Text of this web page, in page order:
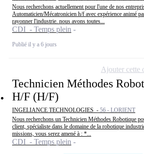
Nous recherchons actuellement pour l'une de nos
Automaticien/Mécatronicien h/f avec expérience animé
rayonner l'industrie. nous avons toutes...
CDI - Temps plein
Publié il y a 6 jours
Technicien Méthodes
H/F (H/F)
INGELIANCE TECHNOLOGIES - 56 - LORIENT
Nous recherchons un Technicien Méthodes Robotique
client, spécialiste dans le domaine de la robotique
missions, vous serez amené à : *...
CDI - Temps plein
Ajouter cette